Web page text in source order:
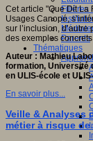
Filières
Parents
Thématiques
Cet article "Que Dit La
Usages Canopé,
sur l’inclusion,
des exemples
Auteur : Mathieu
formation, Université
en ULIS-école et
En savoir plus...
Veille & Analyses
métier à risque